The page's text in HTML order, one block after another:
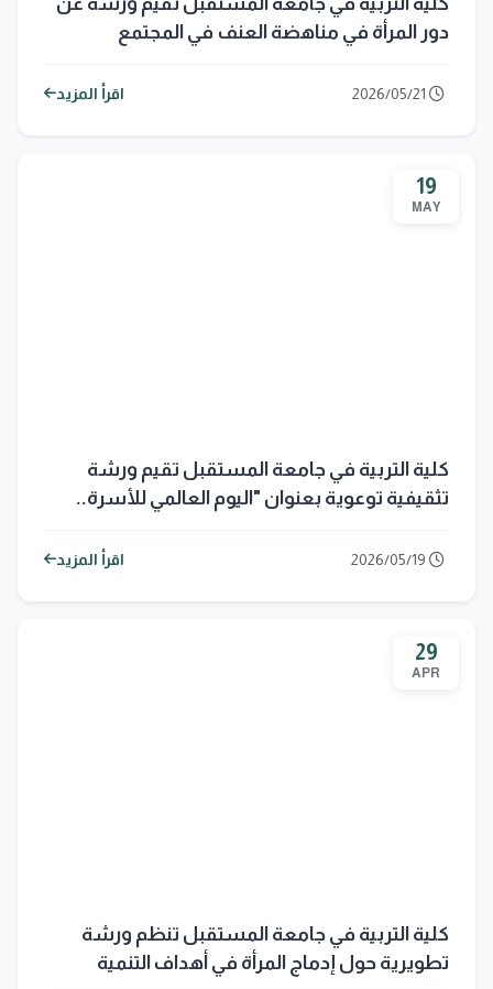
دور المرأة في مناهضة العنف في المجتمع
اقرأ المزيد
19
MAY
كلية التربية في جامعة المستقبل تقيم ورشة
تثقيفية توعوية بعنوان "اليوم العالمي للأسرة..
اقرأ المزيد
29
APR
كلية التربية في جامعة المستقبل تنظم ورشة
تطويرية حول إدماج المرأة في أهداف التنمية